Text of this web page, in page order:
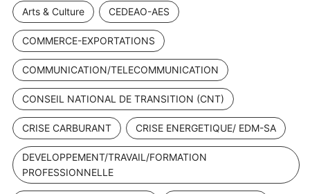
Arts & Culture CEDEAO-AES
COMMERCE-EXPORTATIONS
COMMUNICATION/TELECOMMUNICATION
CONSEIL NATIONAL DE TRANSITION (CNT)
CRISE CARBURANT CRISE ENERGETIQUE/ EDM-SA
DEVELOPPEMENT/TRAVAIL/FORMATION
PROFESSIONNELLE